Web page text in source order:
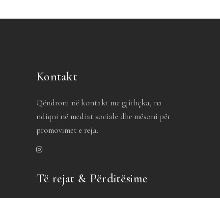
Kontakt
Qëndroni në kontakt me gjithçka, na
ndiqni në mediat sociale dhe mësoni për
promovimet e reja.
Të rejat & Përditësime